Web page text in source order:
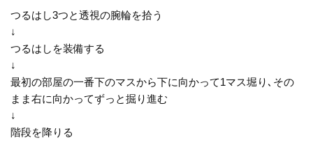
つるはし3つと透視の腕輪を拾う
↓
つるはしを装備する
↓
最初の部屋の一番下のマスから下に向かって1マス堀り､その
まま右に向かってずっと掘り進む
↓
階段を降りる